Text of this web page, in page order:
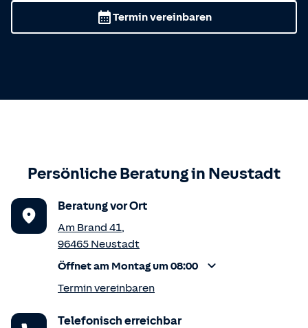
Termin vereinbaren
Persönliche Beratung in Neustadt
Beratung vor Ort
Am Brand 41,
96465 Neustadt
Öffnet am Montag um 08:00
Termin vereinbaren
Telefonisch erreichbar